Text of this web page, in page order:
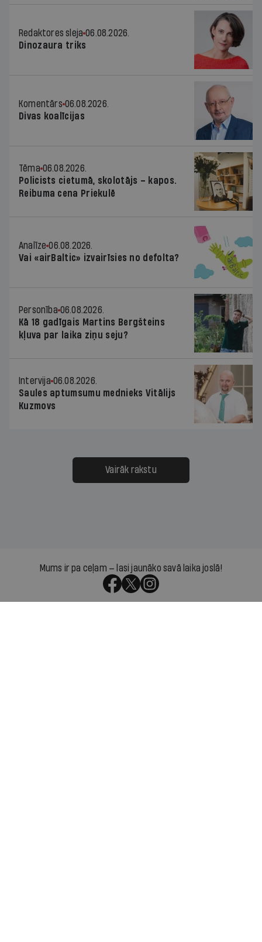
Redaktores sleja 06.08.2026.
Dinozaura triks
Komentārs 06.08.2026.
Divas koalīcijas
Tēma 06.08.2026.
Policists cietumā, skolotājs – kapos.
Reibuma cena Priekulē
Analīze 06.08.2026.
Vai «airBaltic» izvairīsies no defolta?
Personība 06.08.2026.
Kā 18 gadīgais Martins Bergšteins
kļuva par laika ziņu seju?
Intervija 06.08.2026.
Saules aptumsumu mednieks Vitālijs
Kuzmovs
Vairāk rakstu
Mums ir pa ceļam — lasi jaunāko savā laika joslā!